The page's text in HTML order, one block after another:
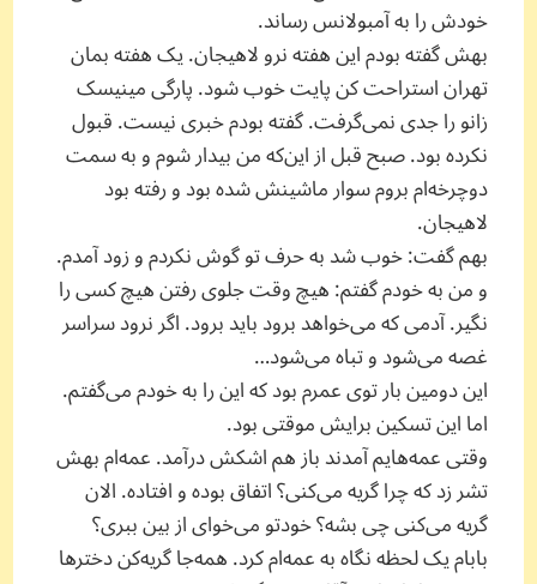
خودش را به آمبولانس رساند.
بهش گفته بودم این هفته نرو لاهیجان. یک هفته بمان
تهران استراحت کن پایت خوب شود. پارگی مینیسک
زانو را جدی نمی‌گرفت. گفته بودم خبری نیست. قبول
نکرده بود. صبح قبل از این‌که من بیدار شوم و به سمت
دوچرخه‌ام بروم سوار ماشینش شده بود و رفته بود
لاهیجان.
بهم گفت: خوب شد به حرف تو گوش نکردم و زود آمدم.
و من به خودم گفتم: هیچ وقت جلوی رفتن هیچ کسی را
نگیر. آدمی که می‌خواهد برود باید برود. اگر نرود سراسر
غصه می‌شود و تباه می‌شود…
این دومین بار توی عمرم بود که این را به خودم می‌گفتم.
اما این تسکین برایش موقتی بود.
وقتی عمه‌هایم آمدند باز هم اشکش درآمد. عمه‌ام بهش
تشر زد که چرا گریه می‌کنی؟ اتفاق بوده و افتاده. الان
گریه می‌کنی چی بشه؟ خودتو می‌خوای از بین ببری؟
بابام یک لحظه نگاه به عمه‌ام کرد. همه‌جا گریه‌کن دخترها